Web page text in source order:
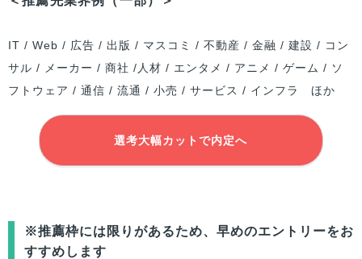
IT / Web / 広告 / 出版 / マスコミ / 不動産 / 金融 / 建設 / コン
サル / メーカー / 商社 /人材 / エンタメ / アニメ / ゲーム / ソ
フトウェア / 通信 / 流通 / 小売 / サービス / インフラ ほか
選考大幅カットで内定へ
※推薦枠には限りがあるため、早めのエントリーをお
すすめします